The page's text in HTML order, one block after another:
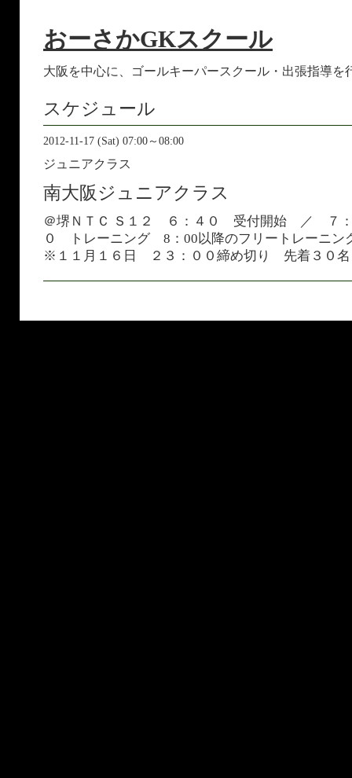
おーさかGKスクール
大阪を中心に、ゴールキーパースクール・出張指導を
スケジュール
2012-11-17 (Sat) 07:00～08:00
ジュニアクラス
南大阪ジュニアクラス
＠堺ＮＴＣ Ｓ１２ ６：４０ 受付開始 ／ ７：
０ トレーニング 8：00以降のフリートレーニン
※１１月１６日 ２３：００締め切り 先着３０